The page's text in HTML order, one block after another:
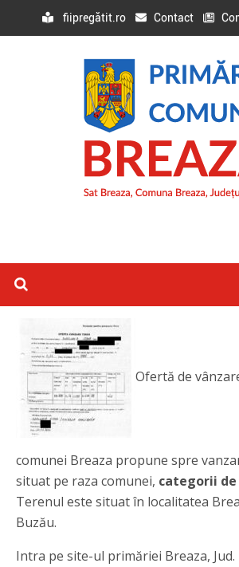
fiipregătit.ro Contact
Ofertă de
comunei Breaza propune spre
situat pe raza comunei, categorii
Terenul este situat în localitatea
Buzău.
Intra pe site-ul primăriei Breaza,